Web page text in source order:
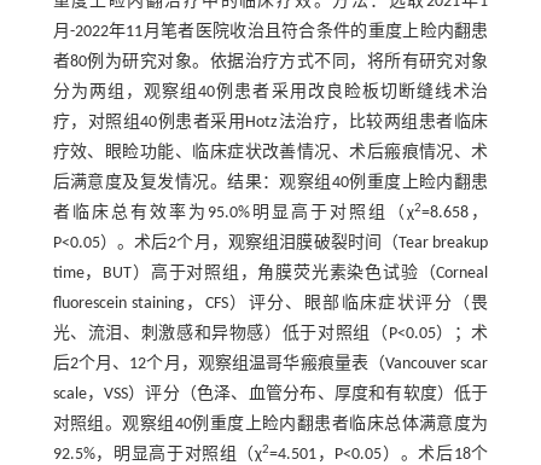
月-2022年11月笔者医院收治且符合条件的重度上睑内翻患
者80例为研究对象。依据治疗方式不同，将所有研究对象
分为两组，观察组40例患者采用改良睑板切断缝线术治
疗，对照组40例患者采用Hotz法治疗，比较两组患者临床
疗效、眼睑功能、临床症状改善情况、术后瘢痕情况、术
后满意度及复发情况。结果：观察组40例重度上睑内翻患
者临床总有效率为95.0%明显高于对照组（χ2=8.658，
P<0.05）。术后2个月，观察组泪膜破裂时间（Tear breakup
time，BUT）高于对照组，角膜荧光素染色试验（Corneal
fluorescein staining，CFS）评分、眼部临床症状评分（畏
光、流泪、刺激感和异物感）低于对照组（P<0.05）；术
后2个月、12个月，观察组温哥华瘢痕量表（Vancouver scar
scale，VSS）评分（色泽、血管分布、厚度和有软度）低于
对照组。观察组40例重度上睑内翻患者临床总体满意度为
92.5%，明显高于对照组（χ2=4.501，P<0.05）。术后18个